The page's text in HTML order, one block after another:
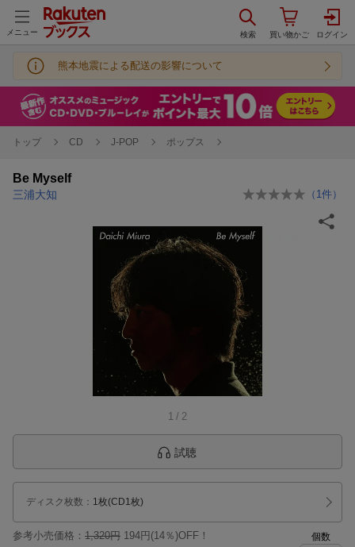
メニュー
熊本地震による配送の影響について
トップ CD J-POP ポップス
Be Myself
三浦大知 （ 1 件）
1 / 2
試聴
ディスク枚数 ： 1枚(CD1枚)
参考小売価格： 1,320円 194円(14％)OFF！ 個数